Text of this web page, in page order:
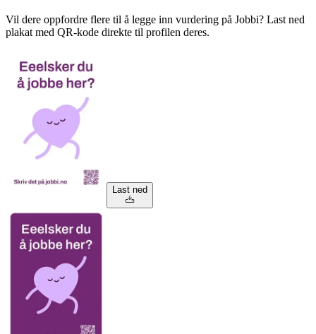
Vil dere oppfordre flere til å legge inn vurdering på Jobbi? Last ned
plakat med QR-kode direkte til profilen deres.
Last ned